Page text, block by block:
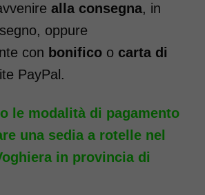
sedia a rotelle ad
ridotto, ideale per il
da porte e ascensori
larghezza totale della
è, infatti, di soli 50
a rotelle può
di pedane
per chi ha la
a seguito di un
alla consegna, in
oppure
con bonifico o carta di
PayPal.
le modalità di pagamento
una sedia a rotelle nel
in provincia di